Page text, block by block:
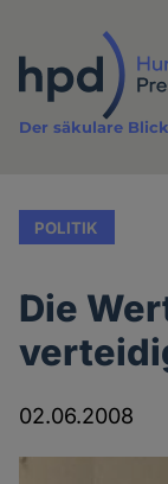
Inhalt
Der säkulare
POLITIK
Die
02.06.2008